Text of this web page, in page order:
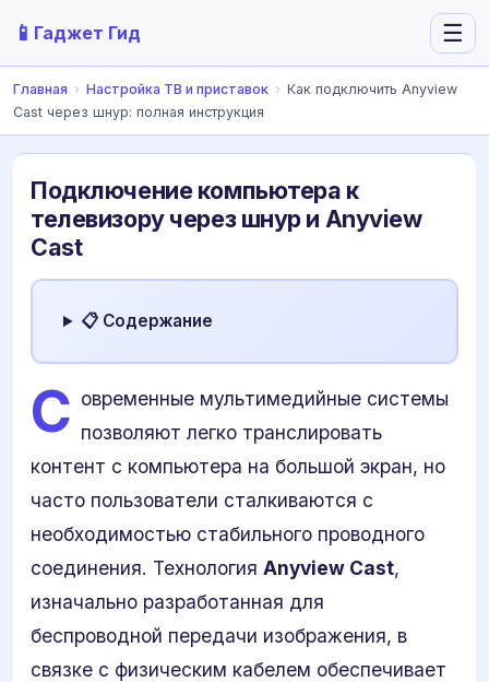
📱 Гаджет Гид ☰
Главная › Настройка ТВ и приставок › Как подключить Anyview
Cast через шнур: полная инструкция
Подключение компьютера к
телевизору через шнур и Anyview
Cast
📋 Содержание
С овременные мультимедийные системы
позволяют легко транслировать
контент с компьютера на большой экран, но
часто пользователи сталкиваются с
необходимостью стабильного проводного
соединения. Технология Anyview Cast,
изначально разработанная для
беспроводной передачи изображения, в
связке с физическим кабелем обеспечивает